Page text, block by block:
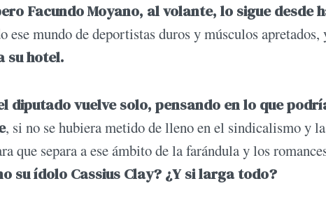
Facundo Moyano, al volante, lo sigue desde
ese mundo de deportistas duros y músculos apretados,
su hotel.
diputado vuelve solo, pensando en lo que
, si no se hubiera metido de lleno en el sindicalismo y
que separa a ese ámbito de la farándula y los
su ídolo Cassius Clay? ¿Y si larga todo?